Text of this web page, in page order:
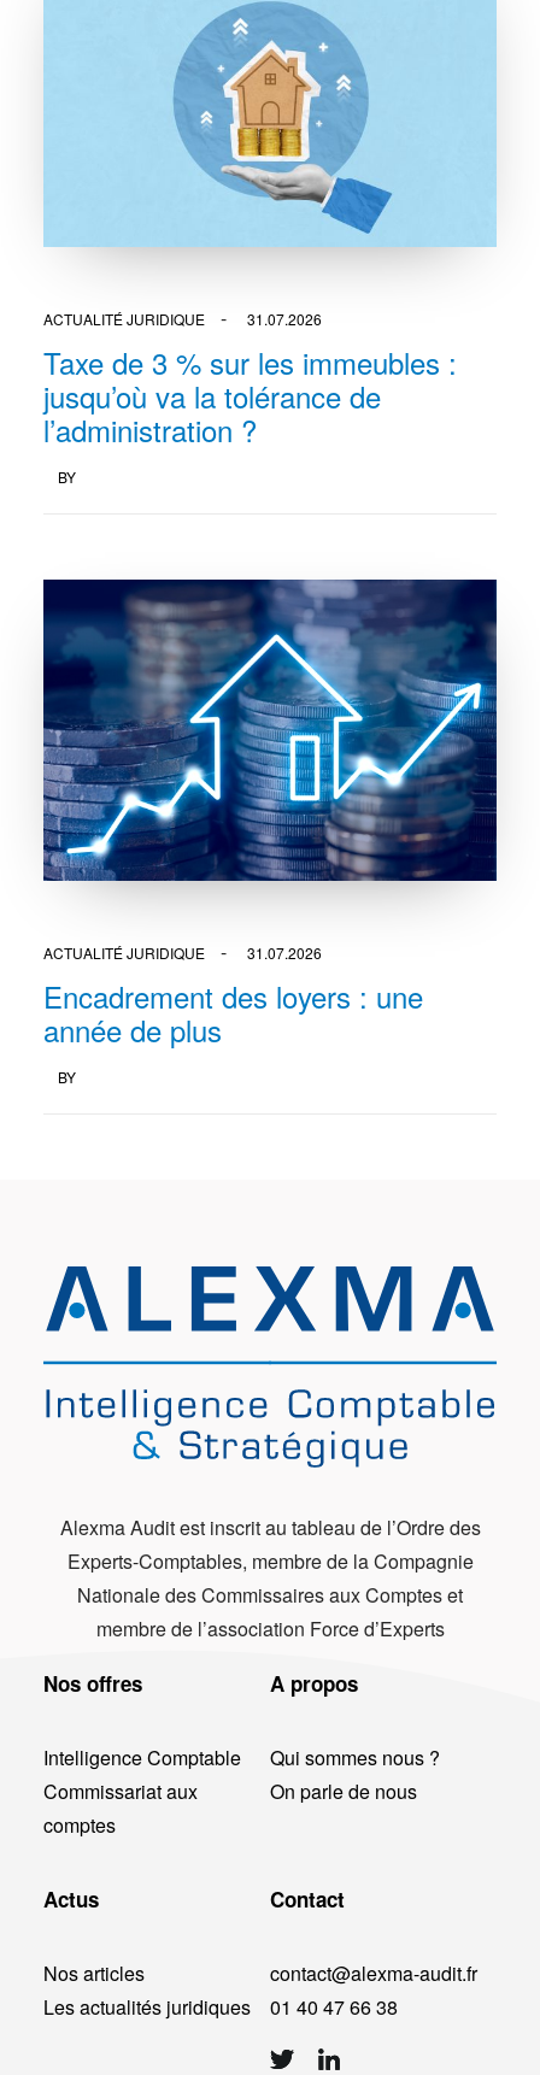
ACTUALITÉ JURIDIQUE 31.07.2026
Taxe de 3 % sur les immeubles :
jusqu’où va la tolérance de
l’administration ?
BY
ACTUALITÉ JURIDIQUE 31.07.2026
Encadrement des loyers : une
année de plus
BY
Alexma Audit est inscrit au tableau de l’Ordre des
Experts-Comptables, membre de la Compagnie
Nationale des Commissaires aux Comptes et
membre de l’association Force d’Experts
Nos offres
Intelligence Comptable
Commissariat aux
comptes
A propos
Qui sommes nous ?
On parle de nous
Actus
Nos articles
Les actualités juridiques
Contact
contact@alexma-audit.fr
01 40 47 66 38